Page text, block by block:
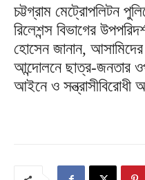
চট্টগ্রাম মেট্রোপলিটন
রিলেশন্স বিভাগের
হোসেন জানান, আসামিদের
আন্দোলনে ছাত্র-জনতার
আইনে ও সন্ত্রাসীবিরোধী